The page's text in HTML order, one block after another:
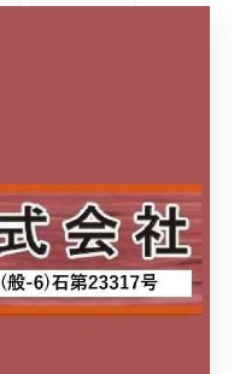
店 札幌市中央区
フォーム八軒店